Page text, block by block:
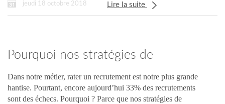
jeudi 18 octobre 2018 Lire la suite
Pourquoi nos stratégies de
recrutement ne fonctionnent pas ?
Dans notre métier, rater un recrutement est notre plus grande
hantise. Pourtant, encore aujourd’hui 33% des recrutements
sont des échecs. Pourquoi ? Parce que nos stratégies de